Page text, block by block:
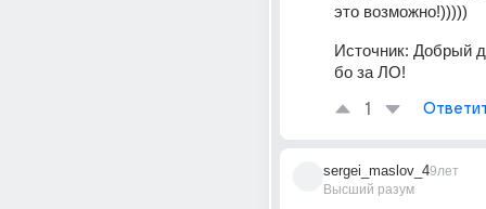
это возможно!)))))
Источник: Добрый
бо за ЛО!
1
sergei_maslov_4
Высший разум
9лет